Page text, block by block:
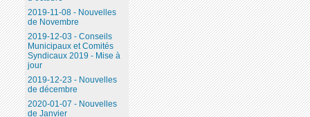
2019-11-08 - Nouvelles
de Novembre
2019-12-03 - Conseils
Municipaux et Comités
Syndicaux 2019 - Mise à
jour
2019-12-23 - Nouvelles
de décembre
2020-01-07 - Nouvelles
de Janvier